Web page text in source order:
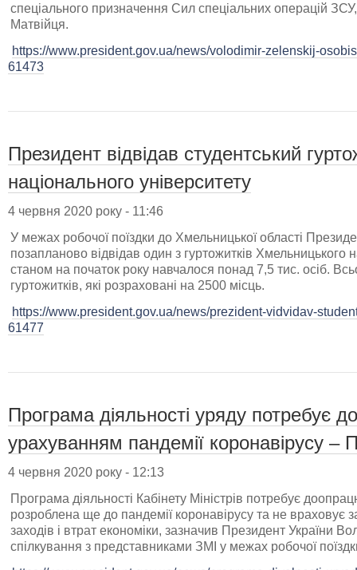
спеціального призначення Сил спеціальних операцій
Матвійця.
https://www.president.gov.ua/news/volodimir-zelenskij-
61473
Президент відвідав студентський
національного університету
4 червня 2020 року - 11:46
У межах робочої поїздки до Хмельницької області
позапланово відвідав один з гуртожитків Хмельницького
станом на початок року навчалося понад 7,5 тис. осіб.
гуртожитків, які розраховані на 2500 місць.
https://www.president.gov.ua/news/prezident-vidvidav-
61477
Програма діяльності уряду потребує
урахуванням пандемії коронавірусу –
4 червня 2020 року - 12:13
Програма діяльності Кабінету Міністрів потребує
розроблена ще до пандемії коронавірусу та не
заходів і втрат економіки, зазначив Президент України
спілкування з представниками ЗМІ у межах робочої